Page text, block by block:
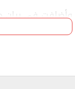
وأضافت في بيان
الأولى مبنى
الأخرى محطة